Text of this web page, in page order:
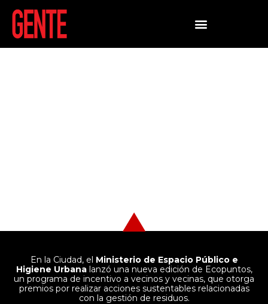
En la Ciudad, el Ministerio de Espacio Público e
Higiene Urbanalanzó una nueva edición de Ecopuntos,
un programa de incentivo a vecinos y vecinas, que otorga
premios por realizar acciones sustentables relacionadas
con la gestión de residuos.